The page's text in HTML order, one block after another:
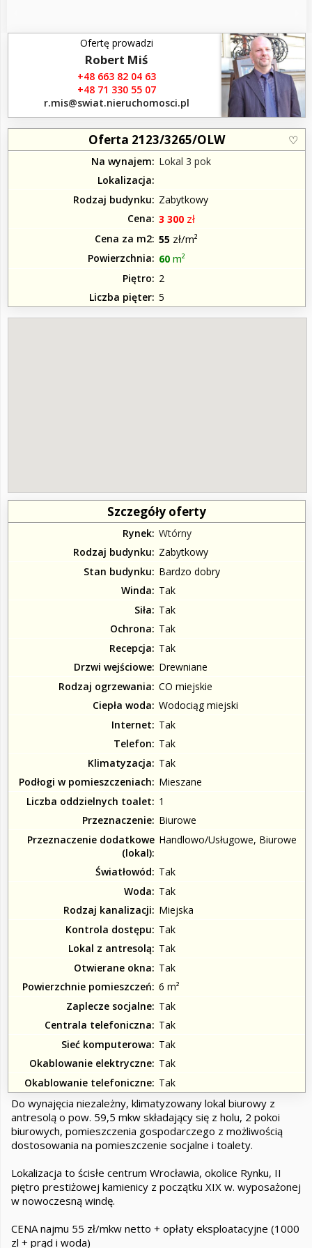
Ofertę prowadzi
Robert Miś
+48 663 82 04 63
+48 71 330 55 07
r.mis​@swiat.nieruchomosci.pl
Oferta 2123/3265/OLW
Na wynajem
Lokal 3 pok
Lokalizacja
Rodzaj budynku
Zabytkowy
Cena 3 300 zł
Cena za m2 55 zł/m²
Powierzchnia 60 m²
Piętro
2
Liczba pięter 5
Szczegóły oferty
Rynek Wtórny
Rodzaj budynku
Zabytkowy
Stan budynku
Bardzo dobry
Winda
Tak
Siła
Tak
Ochrona
Tak
Recepcja
Tak
Drzwi wejściowe Drewniane
Rodzaj ogrzewania CO miejskie
Ciepła woda Wodociąg miejski
Internet
Tak
Telefon
Tak
Klimatyzacja
Tak
Podłogi w pomieszczeniach
Mieszane
Liczba oddzielnych toalet
1
Przeznaczenie Biurowe
Przeznaczenie dodatkowe
(lokal)
Handlowo/Usługowe, Biurowe
Światłowód
Tak
Woda
Tak
Rodzaj kanalizacji
Miejska
Kontrola dostępu
Tak
Lokal z antresolą
Tak
Otwierane okna
Tak
Powierzchnie pomieszczeń 6 m²
Zaplecze socjalne Tak
Centrala telefoniczna
Tak
Sieć komputerowa
Tak
Okablowanie elektryczne Tak
Okablowanie telefoniczne Tak
Do wynajęcia niezależny, klimatyzowany lokal biurowy z
antresolą o pow. 59,5 mkw składający się z holu, 2 pokoi
biurowych, pomieszczenia gospodarczego z możliwością
dostosowania na pomieszczenie socjalne i toalety.
Lokalizacja to ścisłe centrum Wrocławia, okolice Rynku, II
piętro prestiżowej kamienicy z początku XIX w. wyposażonej
w nowoczesną windę.
CENA najmu 55 zł/mkw netto + opłaty eksploatacyjne (1000
zl + prąd i woda)